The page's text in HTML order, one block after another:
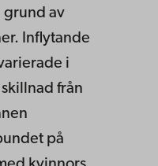
grund av
Inflytande
i
från
på